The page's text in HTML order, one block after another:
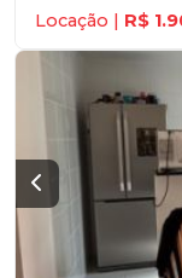
Locação | R$